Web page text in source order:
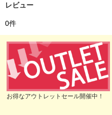
レビュー
0件
お得なアウトレットセール開催中！